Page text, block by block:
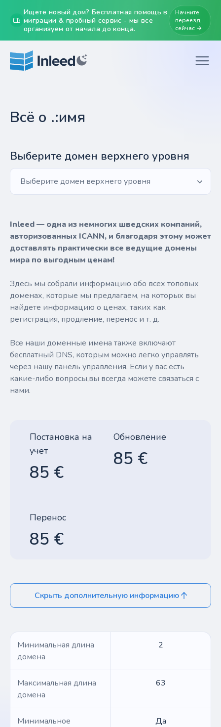
Ищете новый дом? Бесплатная помощь в
миграции & пробный сервис - мы все
организуем от начала до конца.
Начните
переезд
сейчас →
Всё о .:имя
Выберите домен верхнего уровня
Выберите домен верхнего уровня
Inleed — одна из немногих шведских компаний,
авторизованных ICANN, и благодаря этому может
доставлять практически все ведущие домены
мира по выгодным ценам!
Здесь мы собрали информацию обо всех топовых
доменах, которые мы предлагаем, на которых вы
найдете информацию о ценах, таких как
регистрация, продление, перенос и т. д.
Все наши доменные имена также включают
бесплатный DNS, которым можно легко управлять
через нашу панель управления. Если у вас есть
какие-либо вопросы,вы всегда можете связаться с
нами.
Постановка на
учет
85 €
Обновление
85 €
Перенос
85 €
Скрыть дополнительную информацию
Минимальная длина
домена
2
Максимальная длина
домена
63
Минимальное
Да